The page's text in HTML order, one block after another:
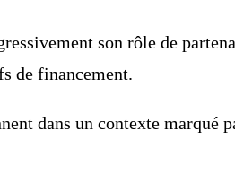
son rôle de
de financement.
dans un contexte